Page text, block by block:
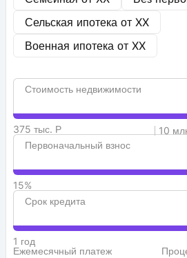
Сельская ипотека от XX
Военная ипотека от XX
Стоимость недвижимости
375 тыс. Р 10
Первоначальный взнос
15%
Срок кредита
1 год
Ежемесячный платеж